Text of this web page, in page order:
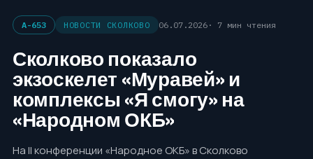
A-653 НОВОСТИ СКОЛКОВО 06.07.2026· 7 мин чтения
Сколково показало
экзоскелет «Муравей» и
комплексы «Я смогу» на
«Народном ОКБ»
На II конференции «Народное ОКБ» в Сколково